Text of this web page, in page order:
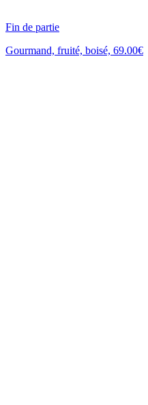
Fin de partie
Gourmand, fruité, boisé, 69.00€